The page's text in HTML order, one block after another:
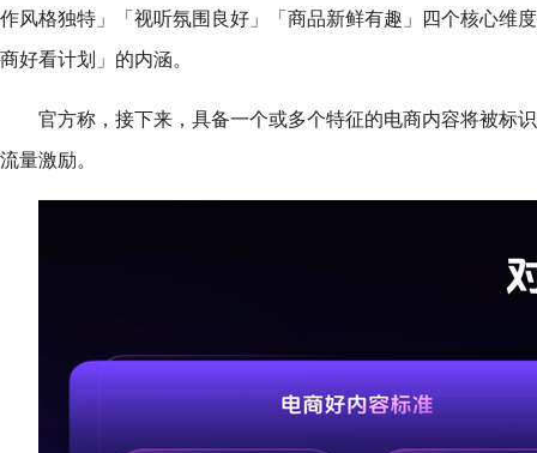
作风格独特」「视听氛围良好」「商品新鲜有趣」四个核心维
商好看计划」的内涵。
官方称，接下来，具备一个或多个特征的电商内容将被标
流量激励。